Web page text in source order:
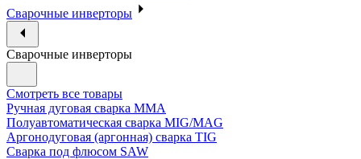
Сварочные инверторы
Сварочные инверторы
Смотреть все товары
Ручная дуговая сварка MMA
Полуавтоматическая сварка MIG/MAG
Аргонодуговая (аргонная) сварка TIG
Сварка под флюсом SAW